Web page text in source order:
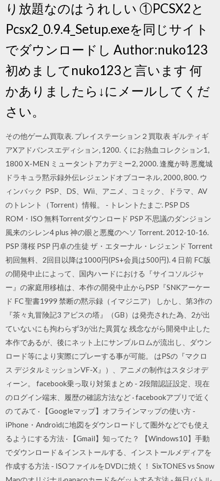
り放題なのはうれしい ①PCSX2と
Pcsx2_0.9.4_Setup.exeを同じサイト
でダウンロードし Author:nuko123
初めましてnuko123と言います 何
かありましたら↓にメールしてくだ
さい。
その他ゲーム買取表. プレイステーション２買取表 ギルティギ
アXアドバンスエディション, 1200. くにお熱血コレクション1,
1800 X-MEN ミュータントアカデミー2, 2000. 逢魔が時 悪魔城
ドラキュラ黙示録外伝レジェンドオブコーネル, 2000, 800. ウ
ィンバック PSP、DS、Wii、アニメ、コミック、ドラマ、AV
のトレント（Torrent）情報。 - トレントたまご. PSP DS
ROM・ISO 無料Torrentダウンロード PSP 不思議のダンジョン
風来のシレン4 plus 神の眼と悪魔のヘソ Torrent. 2012-10-16.
PSP 薄桜 PSP 円卓の生徒 ザ・エターナル・レジェンド Torrent
初回無料、2回目以降は1000円(PS+会員は500円). 4 日前 FC版
の開発中止によって、国内ハードにおける『サイコソルジャ
ー』の家庭用移植は、本作の開発中止からPSP『SNKアーケー
ド FC 聖書1999 禁断の黙示録（イマジニア） しかし、第3作の
『茶々丸冒険記3 アビスの塔』（GB）は発売された為、2が出
ていないにも拘わらず3が出た異質な 残念ながら開発中止した
本作であるが、後にネット上にサンプルロムが流出し、ダウン
ロード等により実際にプレーする事が可能。 はPSの『マクロ
ス デジタルミッションVF-X』）、アニメの制作はスタジオデ
ィーン。 facebook乗っ取り対策まとめ - 2段階認証設定、現在
のログイン端末、履歴の確認方法など · facebookアプリで近く
の てみて · 【Googleマップ】オフラインマップの使い方 -
iPhone・Androidに地図をダウンロードして圏外などでも使え
るようにする方法 · 【Gmail】知ってた？ 【Windows10】手動
でダウンロード＆インストールする、インストールメディアを
作成する方法 - ISOファイルをDVDに焼く！ SixTONES vs Snow